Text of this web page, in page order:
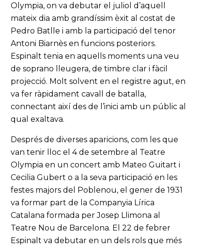
Olympia, on va debutar el juliol d’aquell
mateix dia amb grandíssim èxit al costat de
Pedro Batlle i amb la participació del tenor
Antoni Biarnès en funcions posteriors.
Espinalt tenia en aquells moments una veu
de soprano lleugera, de timbre clar i fàcil
projecció. Molt solvent en el registre agut, en
va fer ràpidament cavall de batalla,
connectant així des de l’inici amb un públic al
qual exaltava.
Després de diverses aparicions, com les que
van tenir lloc el 4 de setembre al Teatre
Olympia en un concert amb Mateo Guitart i
Cecilia Gubert o a la seva participació en les
festes majors del Poblenou, el gener de 1931
va formar part de la Companyia Lírica
Catalana formada per Josep Llimona al
Teatre Nou de Barcelona. El 22 de febrer
Espinalt va debutar en un dels rols que més